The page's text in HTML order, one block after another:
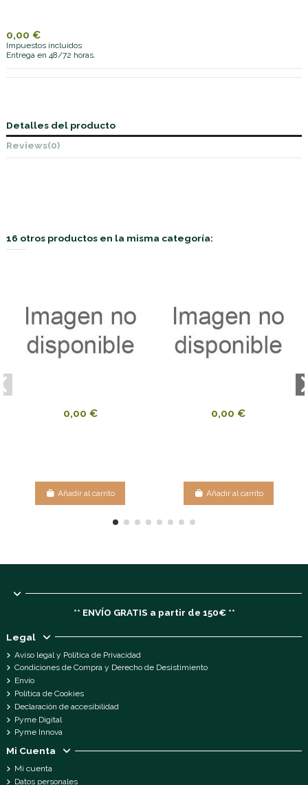
0,00 €
Impuestos incluidos
Entrega en 48/72 horas.
Detalles del producto
Reviews(0)
16 otros productos en la misma categoría:
0,00 €
Añadir al carrito
0,00 €
Añadir al carrito
** ENVÍO GRATIS a partir de 150€ **
Legal
Aviso legal y Política de Privacidad
Condiciones de Compra y Derecho de Desistimiento
Envío
Política de Cookies
Declaración de accesibilidad
Pyme Digital
Pyme Innova
Mi Cuenta
Mi cuenta
Datos personales